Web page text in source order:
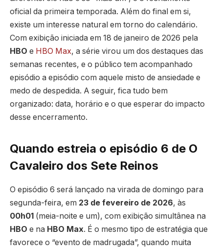
oficial da primeira temporada. Além do final em si,
existe um interesse natural em torno do calendário.
Com exibição iniciada em 18 de janeiro de 2026 pela
HBO e HBO Max, a série virou um dos destaques das
semanas recentes, e o público tem acompanhado
episódio a episódio com aquele misto de ansiedade e
medo de despedida. A seguir, fica tudo bem
organizado: data, horário e o que esperar do impacto
desse encerramento.
Quando estreia o episódio 6 de O
Cavaleiro dos Sete Reinos
O episódio 6 será lançado na virada de domingo para
segunda-feira, em 23 de fevereiro de 2026, às
00h01 (meia-noite e um), com exibição simultânea na
HBO e na HBO Max. É o mesmo tipo de estratégia que
favorece o “evento de madrugada”, quando muita